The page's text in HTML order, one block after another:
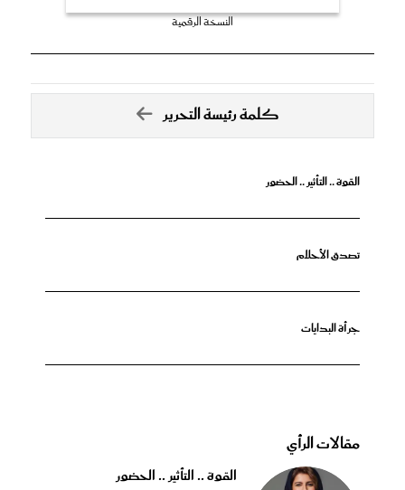
النسخة الرقمية
كلمة رئيسة التحرير
القوة .. التأثير .. الحضور
تصدق الأحلام
جرأة البدايات
مقالات الرأي
القوة .. التأثير .. الحضور